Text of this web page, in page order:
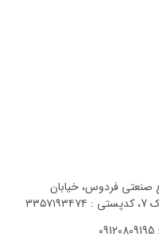
صنعتی فردوس، خیابان